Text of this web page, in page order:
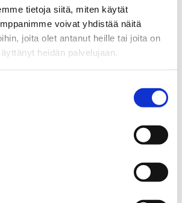
tietoja siitä, miten käytät
voivat yhdistää näitä
joita olet antanut heille tai joita on
heidän palvelujaan.
ry, Heli Vaija, asiantuntija, puh. 044